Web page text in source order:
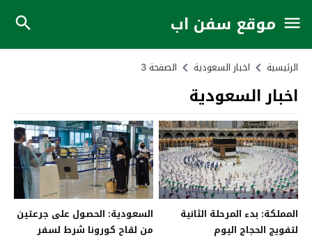
موقع سفن اب
الرئيسية اخبار السعودية الصفحة 3
اخبار السعودية
المملكة: بدء المرحلة الثانية
لتفويج الحجاج اليوم
السعودية: الحصول على جرعتين
من لقاح كورونا شرط لسفر